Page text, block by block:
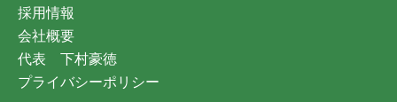
採用情報
会社概要
代表 下村豪徳
プライバシーポリシー